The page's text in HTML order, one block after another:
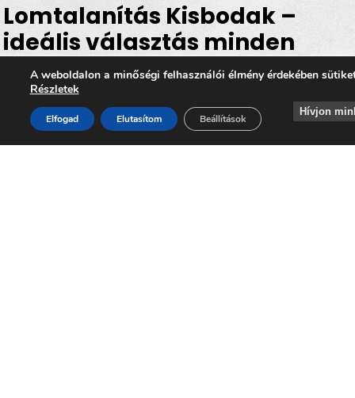
Lomtalanítás Kisbodak –
ideális választás minden
helyzetben
felújításról, költözésről, garázs- vagy
padlásürítésről, esetleg egy örökölt ingatlan
A weboldalon a minőségi felhasználói élmény érdekében
Részletek
Elfogad Elutasítom Beállítások
Hívjon